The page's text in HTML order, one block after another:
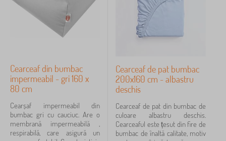
Cearceaf din bumbac
impermeabil - gri 160 x
80 cm
Cearșaf impermeabil din
bumbac gri cu cauciuc. Are o
membrană impermeabilă ,
respirabilă, care asigură un
Cearceaf de pat bumbac
200x160 cm - albastru
deschis
Cearceaf de pat din bumbac de
culoare albastru deschis.
Cearceaful este țesut din fire de
bumbac de înaltă calitate, motiv